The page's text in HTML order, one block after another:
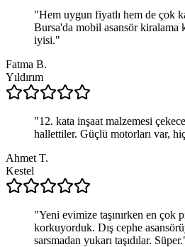
"Hem uygun fiyatlı hem de çok
Bursa'da mobil asansör kiralama
iyisi."
Fatma B.
Yıldırım
"12. kata inşaat malzemesi
hallettiler. Güçlü motorları var,
Ahmet T.
Kestel
"Yeni evimize taşınırken en çok
korkuyorduk. Dış cephe
sarsmadan yukarı taşıdılar. Süper.